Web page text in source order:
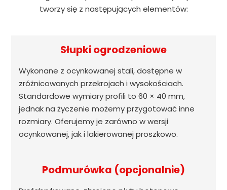
tworzy się z następujących elementów:
Słupki ogrodzeniowe
Wykonane z ocynkowanej stali, dostępne w
zróżnicowanych przekrojach i wysokościach.
Standardowe wymiary profili to 60 × 40 mm,
jednak na życzenie możemy przygotować inne
rozmiary. Oferujemy je zarówno w wersji
ocynkowanej, jak i lakierowanej proszkowo.
Podmurówka (opcjonalnie)